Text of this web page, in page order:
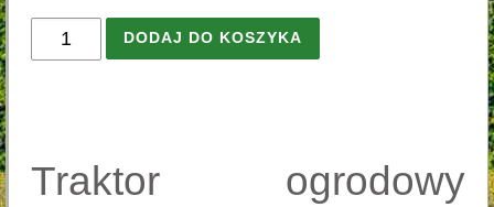
DODAJ DO KOSZYKA
Traktor ogrodowy